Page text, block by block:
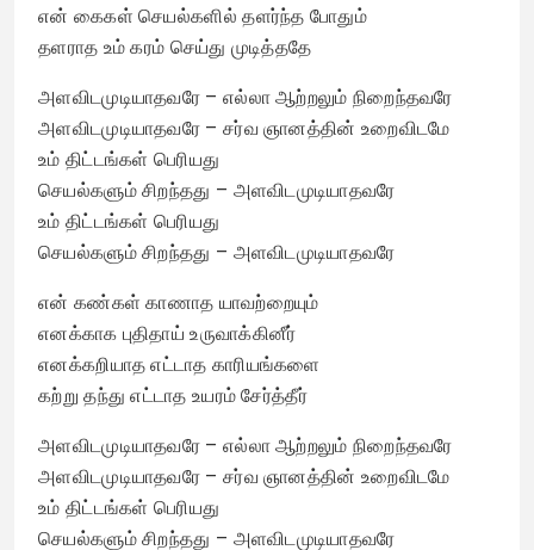
என் கைகள் செயல்களில் தளர்ந்த போதும்
தளராத உம் கரம் செய்து முடித்ததே
அளவிடமுடியாதவரே – எல்லா ஆற்றலும் நிறைந்தவரே
அளவிடமுடியாதவரே – சர்வ ஞானத்தின் உறைவிடமே
உம் திட்டங்கள் பெரியது
செயல்களும் சிறந்தது – அளவிடமுடியாதவரே
உம் திட்டங்கள் பெரியது
செயல்களும் சிறந்தது – அளவிடமுடியாதவரே
என் கண்கள் காணாத யாவற்றையும்
எனக்காக புதிதாய் உருவாக்கினீர்
எனக்கறியாத எட்டாத காரியங்களை
கற்று தந்து எட்டாத உயரம் சேர்த்தீர்
அளவிடமுடியாதவரே – எல்லா ஆற்றலும் நிறைந்தவரே
அளவிடமுடியாதவரே – சர்வ ஞானத்தின் உறைவிடமே
உம் திட்டங்கள் பெரியது
செயல்களும் சிறந்தது – அளவிடமுடியாதவரே